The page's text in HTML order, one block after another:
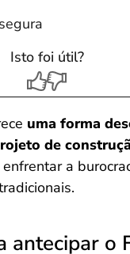
Isto foi útil?
uma forma
de
a
antecipar o